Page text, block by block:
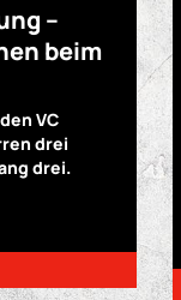
–
beim
VC
drei
drei.